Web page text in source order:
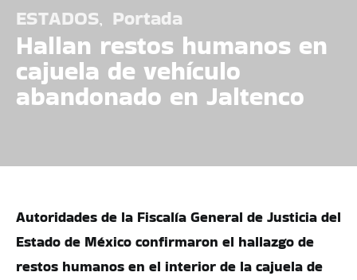
ESTADOS Portada
Hallan restos humanos en
cajuela de vehículo
abandonado en Jaltenco
Autoridades de la Fiscalía General de Justicia del
Estado de México confirmaron el hallazgo de
restos humanos en el interior de la cajuela de